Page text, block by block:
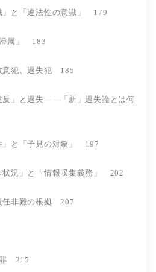
と「違法性の意識」 179
属」 183
犯、過失犯 185
」と過失――「新」過失論とは何
と「予見の対象」 197
況」と「情報収集義務」 202
任非難の根拠 207
215